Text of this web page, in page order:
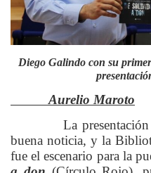
Diego Galindo con su
Aurelio Maroto
La presentación de
buena noticia, y la
fue el escenario para la